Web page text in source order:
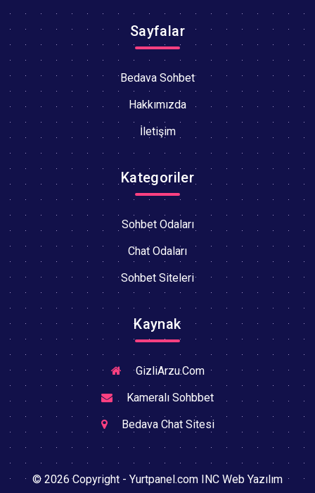
Sayfalar
Bedava Sohbet
Hakkımızda
İletişim
Kategoriler
Sohbet Odaları
Chat Odaları
Sohbet Siteleri
Kaynak
GizliArzu.Com
Kameralı Sohbbet
Bedava Chat Sitesi
© 2026 Copyright - Yurtpanel.com INC Web Yazılım